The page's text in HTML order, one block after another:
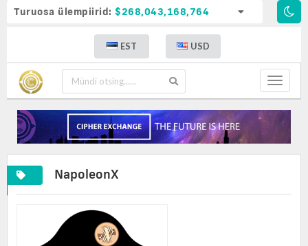
Turuosa ülempiirid: $268,043,168,764
EST USD
Toggle
NapoleonX